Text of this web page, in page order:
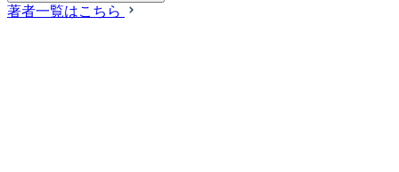
著者一覧はこちら